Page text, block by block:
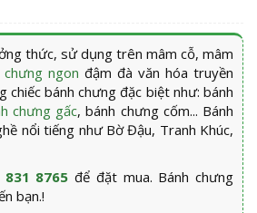
thức, sử dụng trên mâm cỗ, mâm
chưng ngon đậm đà văn hóa truyền
chiếc bánh chưng đặc biệt như: bánh
chưng gấc, bánh chưng cốm... Bánh
nổi tiếng như Bờ Đậu, Tranh Khúc,
831 8765 để đặt mua. Bánh chưng
bạn.!